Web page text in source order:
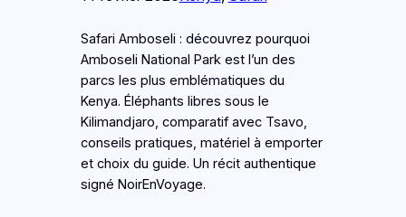
Safari Amboseli : découvrez pourquoi
Amboseli National Park est l’un des
parcs les plus emblématiques du
Kenya. Éléphants libres sous le
Kilimandjaro, comparatif avec Tsavo,
conseils pratiques, matériel à emporter
et choix du guide. Un récit authentique
signé NoirEnVoyage.